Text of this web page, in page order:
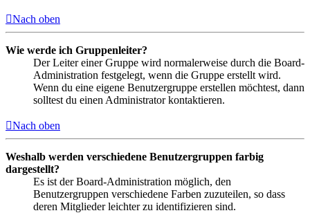
Nach oben
Wie werde ich Gruppenleiter?
Der Leiter einer Gruppe wird normalerweise durch die Board-
Administration festgelegt, wenn die Gruppe erstellt wird.
Wenn du eine eigene Benutzergruppe erstellen möchtest, dann
solltest du einen Administrator kontaktieren.
Nach oben
Weshalb werden verschiedene Benutzergruppen farbig
dargestellt?
Es ist der Board-Administration möglich, den
Benutzergruppen verschiedene Farben zuzuteilen, so dass
deren Mitglieder leichter zu identifizieren sind.